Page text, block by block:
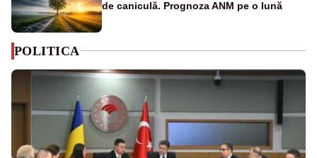
de caniculă. Prognoza ANM pe o lună
POLITICA